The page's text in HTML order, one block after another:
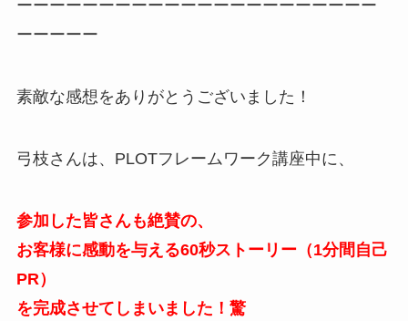
ーーーーーーーーーーーーーーーーーーーーーー
ーーーーー
素敵な感想をありがとうございました！
弓枝さんは、PLOTフレームワーク講座中に、
参加した皆さんも絶賛の、
お客様に感動を与える60秒ストーリー（1分間自己
PR）
を完成させてしまいました！驚